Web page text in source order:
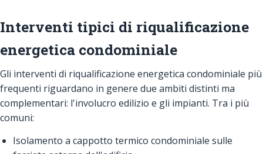
Interventi tipici di riqualificazione
energetica condominiale
Gli interventi di riqualificazione energetica condominiale più
frequenti riguardano in genere due ambiti distinti ma
complementari: l'involucro edilizio e gli impianti. Tra i più
comuni:
Isolamento a cappotto termico condominiale sulle